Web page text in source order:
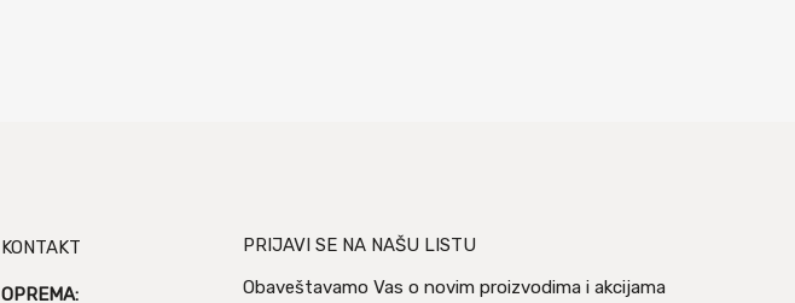
KONTAKT
OPREMA:
PRIJAVI SE NA NAŠU LISTU
Obaveštavamo Vas o novim proizvodima i akcijama